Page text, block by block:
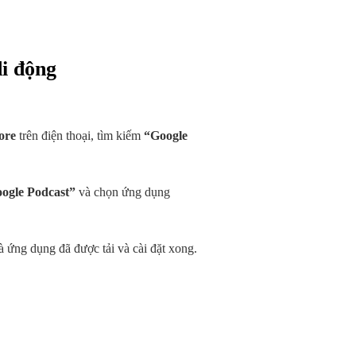
động
trên điện thoại, tìm kiếm “Google
Podcast”và chọn ứng dụng
ứng dụng đã được tải và cài đặt xong.